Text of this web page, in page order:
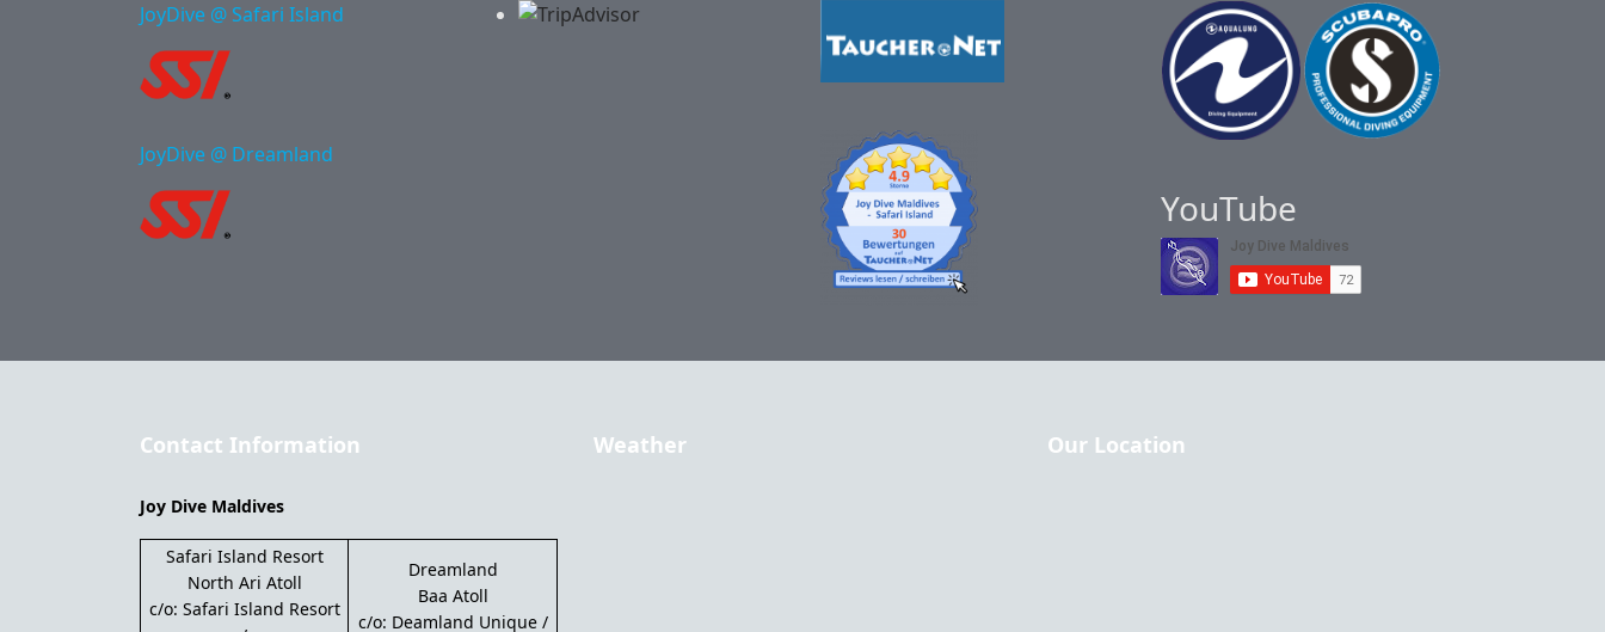
JoyDive @ Safari Island
JoyDive @ Dreamland
YouTube
Contact Information
Joy Dive Maldives
Safari Island Resort
North Ari Atoll
c/o: Safari Island Resort
Dreamland
Baa Atoll
c/o: Deamland Unique /
Weather Our Location